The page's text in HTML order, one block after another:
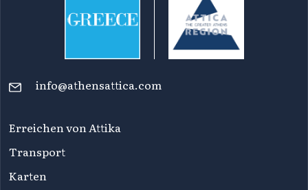
info@athensattica.com
Erreichen von Attika
Transport
Karten